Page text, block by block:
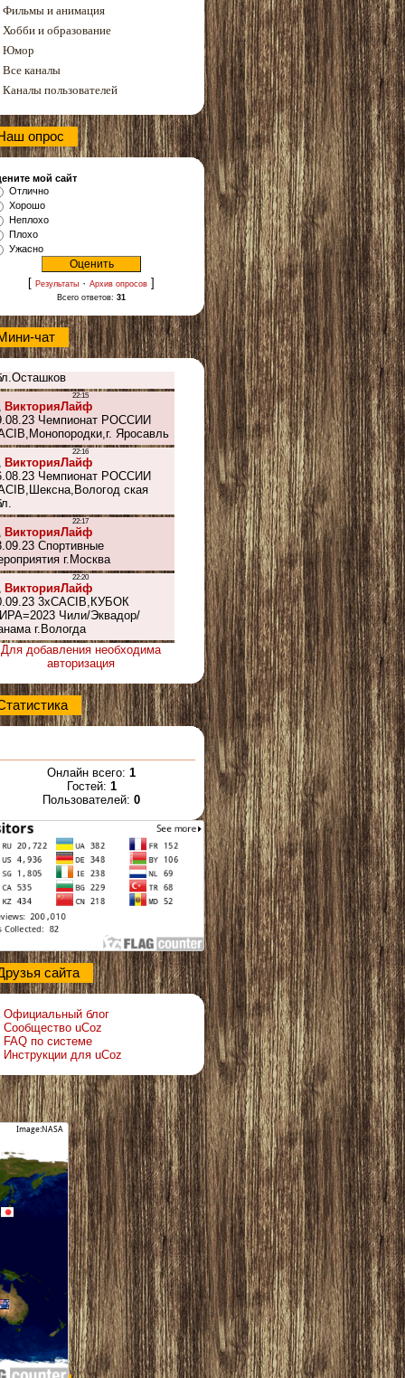
Фильмы и анимация
Хобби и образование
Юмор
Все каналы
Каналы пользователей
опрос
мой сайт
Отлично
Хорошо
Неплохо
Плохо
Ужасно
[ Результаты · Архив опросов ]
Всего ответов: 31
чат
Для добавления необходима
авторизация
Онлайн всего: 1
Гостей: 1
Пользователей: 0
сайта
Официальный блог
Сообщество uCoz
FAQ по системе
Инструкции для uCoz